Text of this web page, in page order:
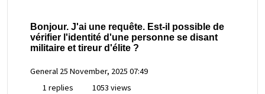
Bonjour. J'ai une requête. Est-il possible de
vérifier l'identité d'une personne se disant
militaire et tireur d'élite ?
General 25 November, 2025 07:49
1 replies
1053 views